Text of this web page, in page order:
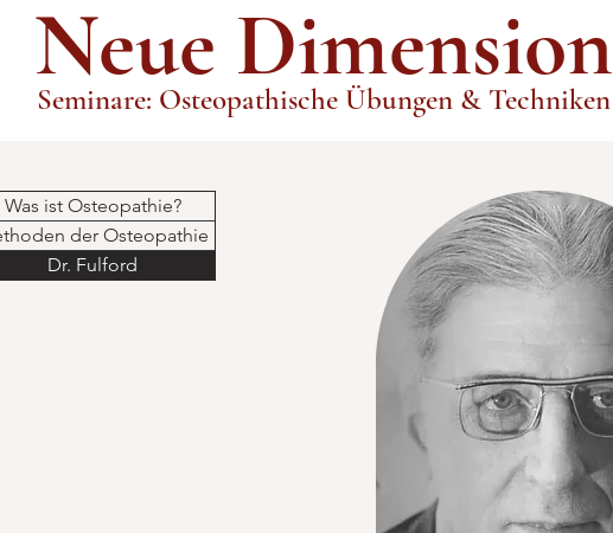
Neue Dimension
Seminare: Osteopathische Übungen & Techniken
Was ist Osteopathie?
der Osteopathie
Dr. Fulford